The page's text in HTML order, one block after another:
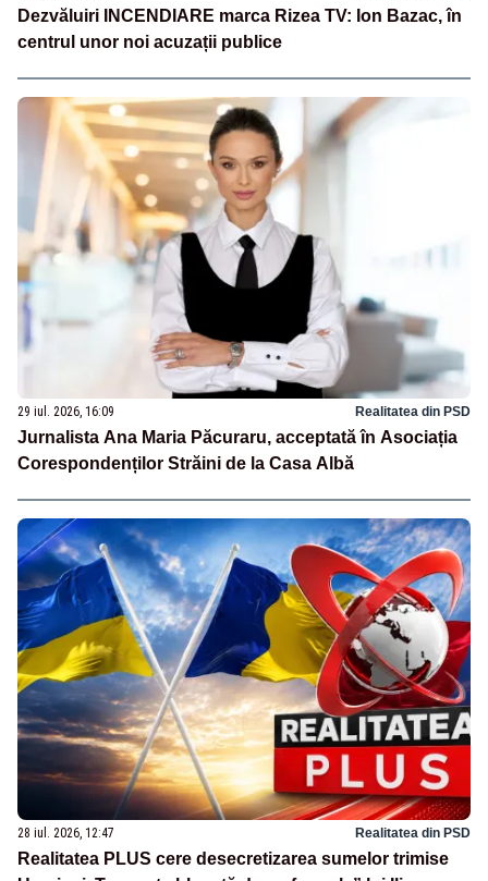
Dezvăluiri INCENDIARE marca Rizea TV: Ion Bazac, în
centrul unor noi acuzații publice
29 iul. 2026, 16:09 Realitatea din PSD
Jurnalista Ana Maria Păcuraru, acceptată în Asociația
Corespondenților Străini de la Casa Albă
28 iul. 2026, 12:47 Realitatea din PSD
Realitatea PLUS cere desecretizarea sumelor trimise